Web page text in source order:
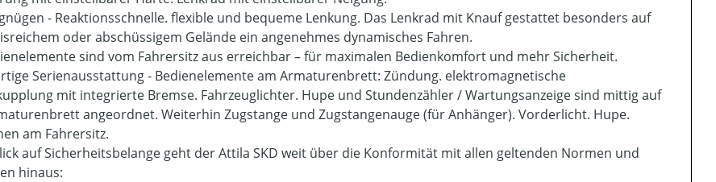
- Reaktionsschnelle. flexible und bequeme Lenkung. Das Lenkrad mit Knauf gestattet besonders auf
oder abschüssigem Gelände ein angenehmes dynamisches Fahren.
sind vom Fahrersitz aus erreichbar – für maximalen Bedienkomfort und mehr Sicherheit.
Serienausstattung - Bedienelemente am Armaturenbrett: Zündung. elektromagnetische
mit integrierte Bremse. Fahrzeuglichter. Hupe und Stundenzähler / Wartungsanzeige sind mittig auf
angeordnet. Weiterhin Zugstange und Zugstangenauge (für Anhänger). Vorderlicht. Hupe.
am Fahrersitz.
auf Sicherheitsbelange geht der Attila SKD weit über die Konformität mit allen geltenden Normen und
hinaus: